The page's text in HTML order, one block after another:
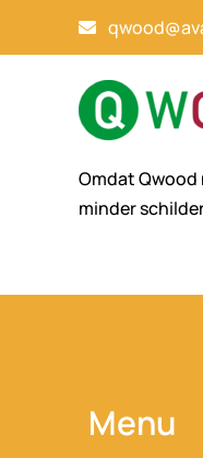
Omdat
minder
Menu